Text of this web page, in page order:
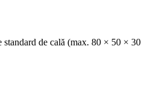
de cală (max. 80 × 50 × 30